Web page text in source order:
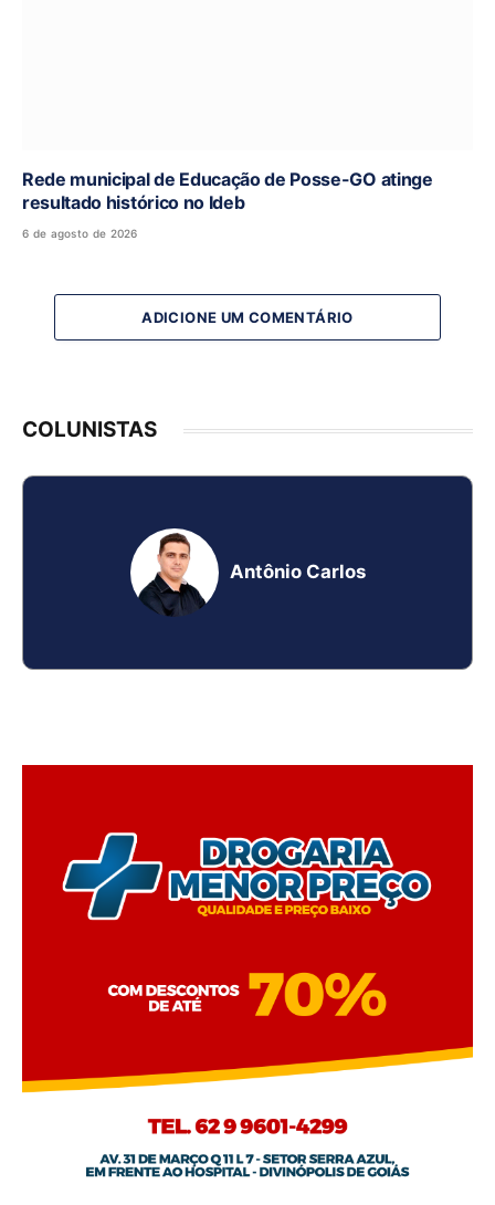
Rede municipal de Educação de Posse-GO atinge
resultado histórico no Ideb
6 de agosto de 2026
ADICIONE UM COMENTÁRIO
COLUNISTAS
Antônio Carlos